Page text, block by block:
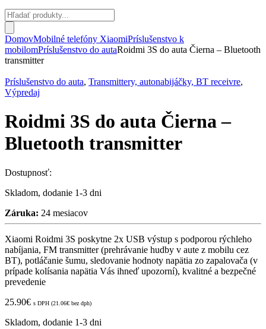
Products
search
DomovMobilné telefóny XiaomiPríslušenstvo k
mobilomPríslušenstvo do autaRoidmi 3S do auta Čierna – Bluetooth
transmitter
Príslušenstvo do auta, Transmittery, autonabijáčky, BT receivre,
Výpredaj
Roidmi 3S do auta Čierna –
Bluetooth transmitter
Dostupnosť:
Skladom, dodanie 1-3 dni
Záruka: 24 mesiacov
Xiaomi Roidmi 3S poskytne 2x USB výstup s podporou rýchleho
nabíjania, FM transmitter (prehrávanie hudby v aute z mobilu cez
BT), potláčanie šumu, sledovanie hodnoty napätia zo zapalovača (v
prípade kolísania napätia Vás ihneď upozorní), kvalitné a bezpečné
prevedenie
25.90€ s DPH (21.06€ bez dph)
Skladom, dodanie 1-3 dni